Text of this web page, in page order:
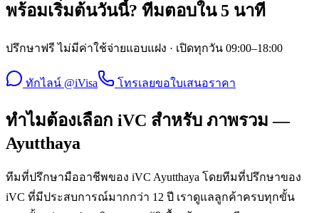
พร้อมเริ่มต้นวันนี้? ทีมตอบใน 5 นาที
ปรึกษาฟรี ไม่มีค่าใช้จ่ายแอบแฝง · เปิดทุกวัน 09:00–18:00
ทักไลน์ @iVisa โทรเลยขอใบเสนอราคา
ทำไมต้องเลือก iVC สำหรับ ภาพรวม —
Ayutthaya
ทีมที่ปรึกษามืออาชีพของ iVC Ayutthaya โดยทีมที่ปรึกษาของ
iVC ที่มีประสบการณ์มากกว่า 12 ปี เราดูแลลูกค้าครบทุกขั้น